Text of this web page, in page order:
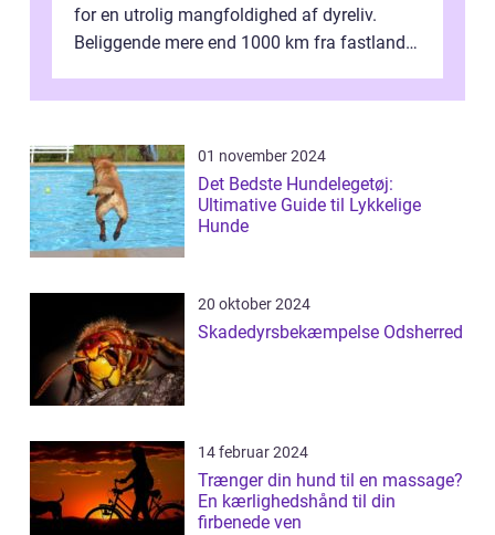
for en utrolig mangfoldighed af dyreliv.
Beliggende mere end 1000 km fra fastlandet
01 november 2024
Det Bedste Hundelegetøj:
Ultimative Guide til Lykkelige
Hunde
20 oktober 2024
Skadedyrsbekæmpelse Odsherred
14 februar 2024
Trænger din hund til en massage?
En kærlighedshånd til din
firbenede ven